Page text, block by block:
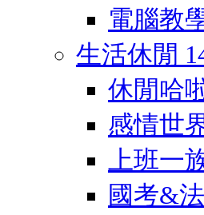
電腦教
生活休閒
休閒哈
感情世
上班一
國考&